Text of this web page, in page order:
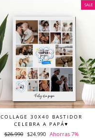
SALE
COLLAGE 30X40 BASTIDOR
CELEBRA A PAPÁ♥
Precio
$26.990 Precio
$24.990 Ahorras 7%